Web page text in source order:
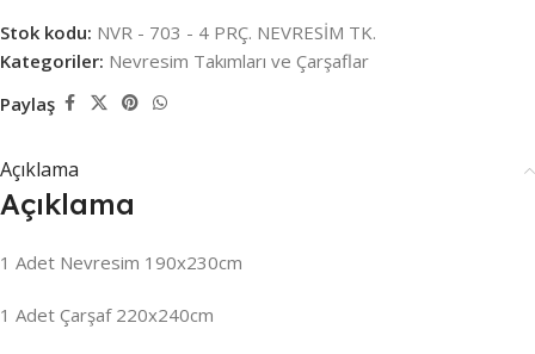
Stok kodu: NVR - 703 - 4 PRÇ. NEVRESİM TK.
Kategoriler: Nevresim Takımları ve Çarşaflar
Paylaş
Açıklama
Açıklama
1 Adet Nevresim 190x230cm
1 Adet Çarşaf 220x240cm